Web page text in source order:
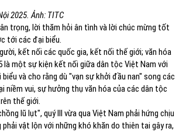
2025. Ảnh: TITC
trọng, lời thăm hỏi ân tình và lời chúc mừng tốt
tới các đại biểu.
kết nối các quốc gia, kết nối thế giới; văn hóa
là một sự kiện kết nối giữa dân tộc Việt Nam với
và cho rằng dù "vạn sự khởi đầu nan" song các
vui, sự hưởng thụ văn hóa của các dân tộc
thế giới.
lũ lụt", quý III vừa qua Việt Nam phải hứng chịu
vật lộn với những khó khăn do thiên tai gây ra,